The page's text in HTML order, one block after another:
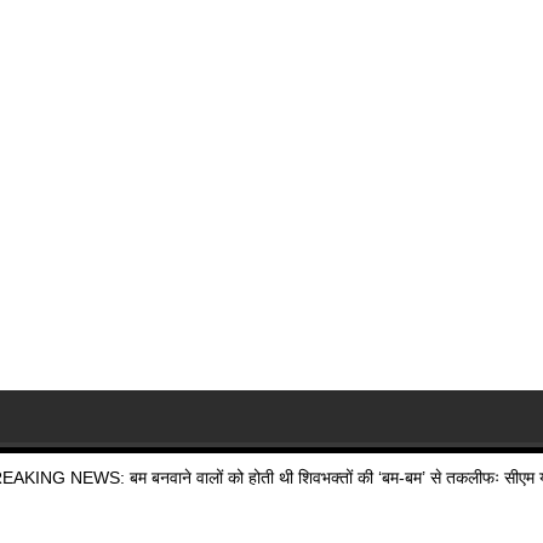
NEWS: बम बनवाने वालों को होती थी शिवभक्तों की ‘बम-बम’ से तकलीफः सीएम